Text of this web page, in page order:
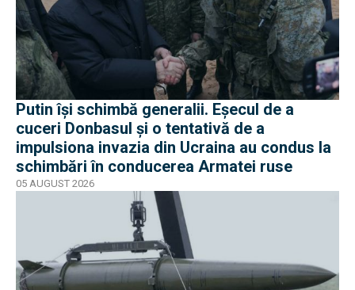
Putin își schimbă generalii. Eșecul de a
cuceri Donbasul și o tentativă de a
impulsiona invazia din Ucraina au condus la
schimbări în conducerea Armatei ruse
05 AUGUST 2026